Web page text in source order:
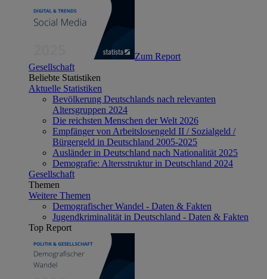
Zum Report
Gesellschaft
Beliebte Statistiken
Aktuelle Statistiken
Bevölkerung Deutschlands nach relevanten
Altersgruppen 2024
Die reichsten Menschen der Welt 2026
Empfänger von Arbeitslosengeld II / Sozialgeld /
Bürgergeld in Deutschland 2005-2025
Ausländer in Deutschland nach Nationalität 2025
Demografie: Altersstruktur in Deutschland 2024
Gesellschaft
Themen
Weitere Themen
Demografischer Wandel - Daten & Fakten
Jugendkriminalität in Deutschland - Daten & Fakten
Top Report